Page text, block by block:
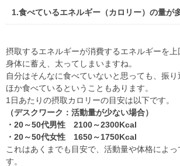
1.食べているエネルギー（カロリー）の量が
摂取するエネルギーが消費するエネルギーを上
身体に蓄え、太ってしまいますね。
自分はそんなに食べていないと思っても、振
ほか食べているということもあります。
1日あたりの摂取カロリーの目安は以下です。
（デスクワーク：活動量が少ない場合）
・20～50代男性 2100～2300Kcal
・20～50代女性 1650～1750Kcal
これはあくまでも目安で、活動量や体格によっ
す。